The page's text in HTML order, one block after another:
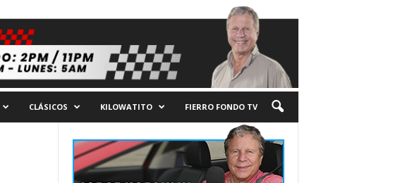
CLÁSICOS KILOWATITO FIERRO FONDO TV